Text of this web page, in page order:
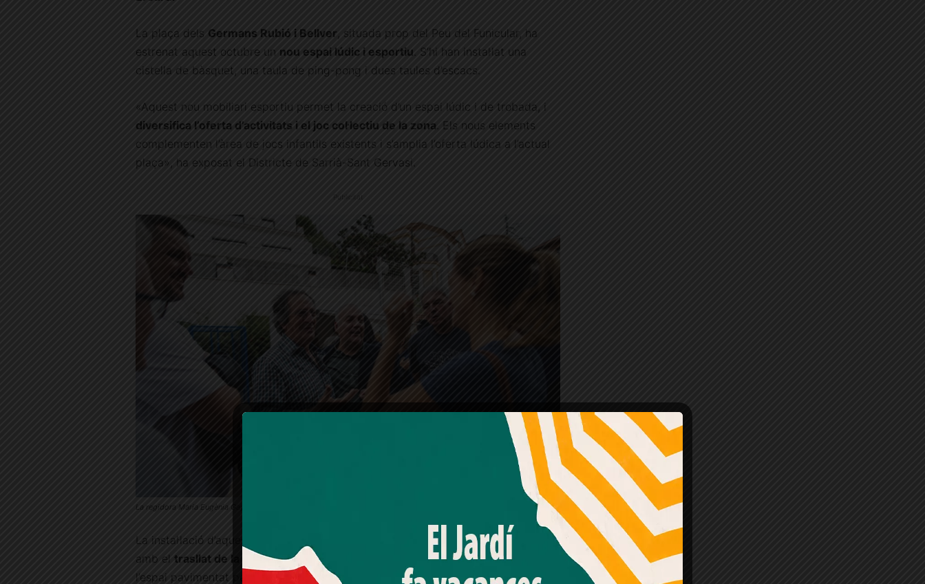
La plaça dels Germans Rubió i Bellver, situada prop del Peu del Funicular, ha
estrenat aquest octubre un nou espai lúdic i esportiu . S’hi han instal·lat una
cistella de bàsquet, una taula de ping-pong i dues taules d’escacs.
«Aquest nou mobiliari esportiu permet la creació d’un espai lúdic i de trobada, i
diversifica l’oferta d’activitats i el joc col·lectiu de la zona . Els nous elements
complementen l’àrea de jocs infantils existents i s’amplia l’oferta lúdica a l’actual
plaça», ha exposat el Districte de Sarrià-Sant Gervasi.
Publicitat
La regidora Maria Eugènia Gay, durant la inauguració © Districte de Sarrià-Sant Gervasi
La instal·lació d’aquests nous elements ha requerit que s’adaptés l’espai existent,
amb el trasllat de la font a un altre emplaçamen
t de la plaça, que ha deixat
l’espai pavimentat per als nous elements esportius.
Amb el seu acord, nosaltres fem servir galetes o
tecnologies similars per emmagatzemar, accedir i
processar dades personals com la seva visita a aquest lloc
web. Pot retirar el seu consentiment o oposar-se al
processament de dades basat en interessos legítims en
qualsevol moment fent clic a "Ajustos de cookies" o a la
nostra Política de privacitat en aquest lloc web. Si cliques
"acceptar" dones el teu consentiment